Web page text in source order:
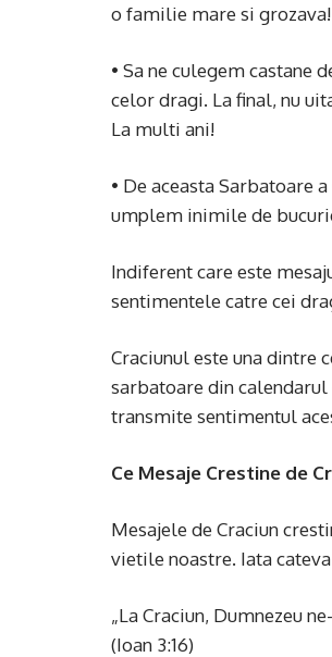
o familie mare si grozava!
• Sa ne culegem castane
celor dragi. La final, nu
La multi ani!
• De aceasta Sarbatoare
umplem inimile de
Indiferent care este
sentimentele catre cei
Craciunul este una dintre
sarbatoare din calendarul
transmite sentimentul
Ce Mesaje Crestine de
Mesajele de Craciun
vietile noastre. Iata
„La Craciun, Dumnezeu
(Ioan 3:16)